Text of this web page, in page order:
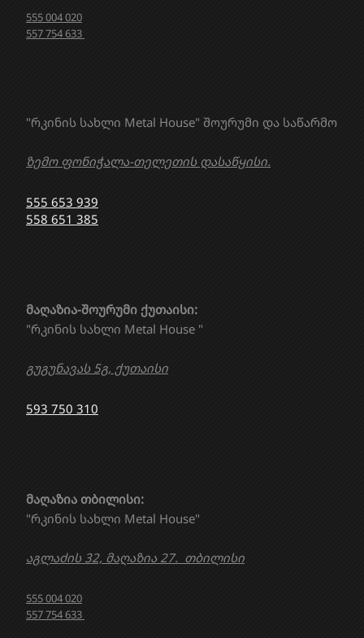
"რკინის სახლი Metal House" შოურუმი და საწარმო
ზემო ფონიჭალა-თელეთის დასაწყისი.
555 653 939
558 651 385
მაღაზია თბილისი:
"რკინის სახლი Metal House"
აგლაძის 32, მაღაზია 27. თბილისი
555 004 020
557 754 633
მაღაზია-შოურუმი ქუთაისი:
"რკინის სახლი Metal House "
გუგუნავას 5გ, ქუთაისი
593 750 310
555 004 020
557 754 633